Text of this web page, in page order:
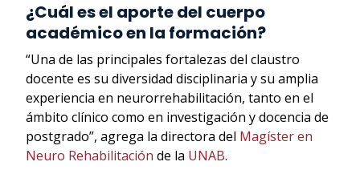
¿Cuál es el aporte del cuerpo
académico en la formación?
“Una de las principales fortalezas del claustro
docente es su diversidad disciplinaria y su amplia
experiencia en neurorrehabilitación, tanto en el
ámbito clínico como en investigación y docencia de
postgrado”, agrega la directora del Magíster en
Neuro Rehabilitación de la UNAB.